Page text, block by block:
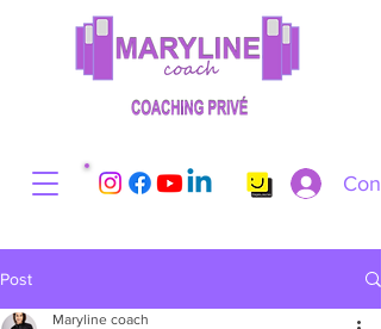
Post
Maryline coach